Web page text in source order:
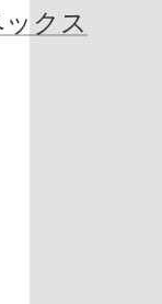
クス